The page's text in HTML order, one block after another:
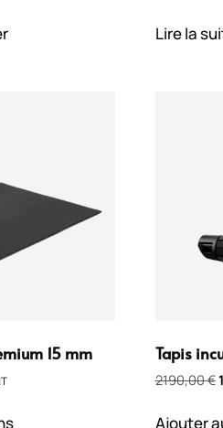
Lire la
15 mm Tapis
2190,00€
Ajouter